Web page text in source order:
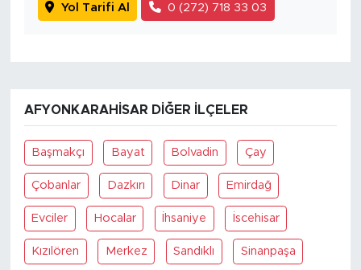
Yol Tarifi Al 0 (272) 718 33 03
AFYONKARAHISAR DIĞER İLÇELER
Başmakçı Bayat Bolvadin Çay
Çobanlar Dazkırı Dinar Emirdağ
Evciler Hocalar İhsaniye İscehisar
Kızılören Merkez Sandıklı Sinanpaşa